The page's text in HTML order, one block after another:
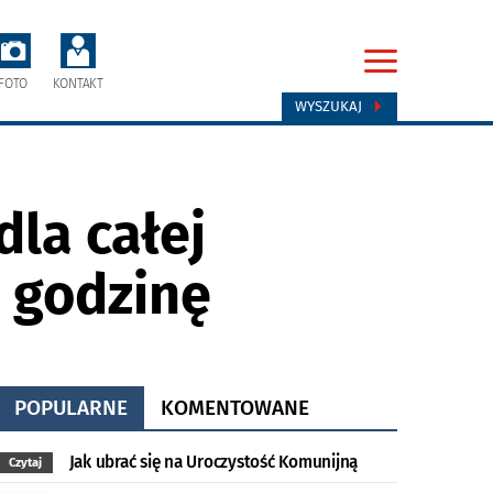
FOTO KONTAKT
WYSZUKAJ
całej
POPULARNE KOMENTOWANE
Czytaj Jak ubrać się na Uroczystość Komunijną